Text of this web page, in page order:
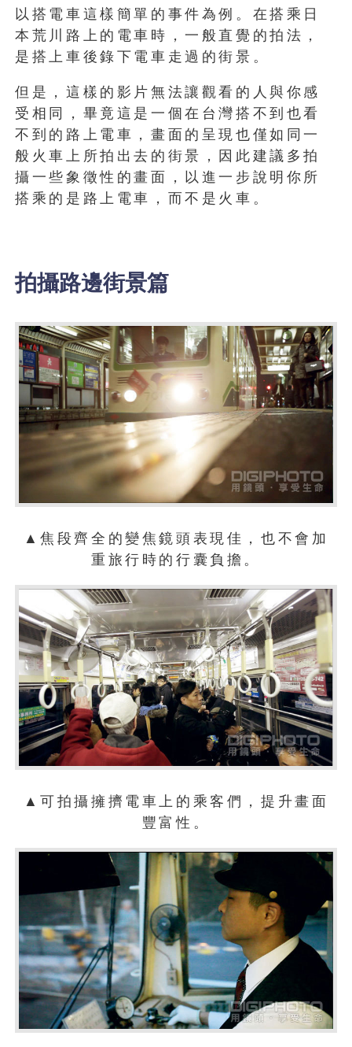
以搭電車這樣簡單的事件為例。在搭乘日
本荒川路上的電車時，一般直覺的拍法，
是搭上車後錄下電車走過的街景。
但是，這樣的影片無法讓觀看的人與你感
受相同，畢竟這是一個在台灣搭不到也看
不到的路上電車，畫面的呈現也僅如同一
般火車上所拍出去的街景，因此建議多拍
攝一些象徵性的畫面，以進一步說明你所
搭乘的是路上電車，而不是火車。
拍攝路邊街景篇
▲焦段齊全的變焦鏡頭表現佳，也不會加
重旅行時的行囊負擔。
▲可拍攝擁擠電車上的乘客們，提升畫面
豐富性。